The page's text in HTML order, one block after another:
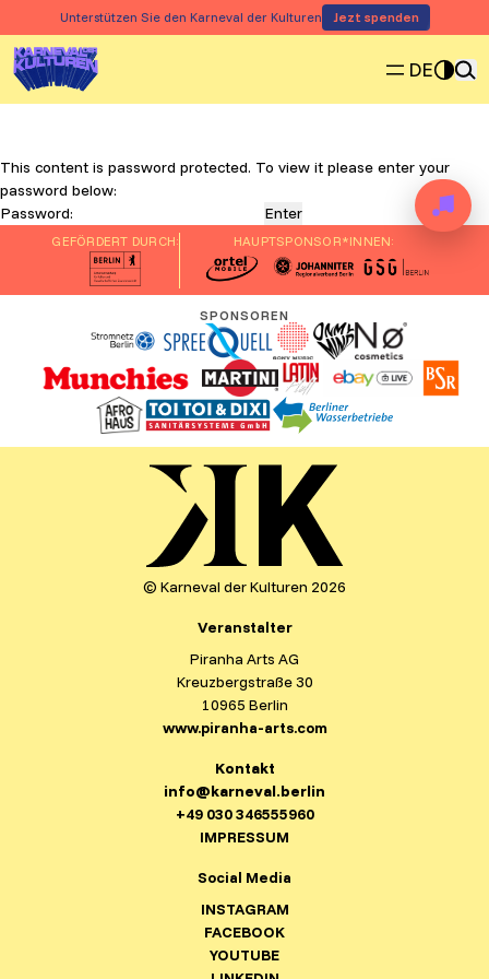
Zum Inhalt springen
Zum Inhalt springen
Unterstützen Sie den Karneval der Kulturen Jezt spenden
DE
This content is password protected. To view it please enter your
password below:
Password:
GEFÖRDERT DURCH: HAUPTSPONSOR*INNEN:
SPONSOREN
© Karneval der Kulturen 2026
Veranstalter
Piranha Arts AG
Kreuzbergstraße 30
10965 Berlin
www.piranha-arts.com
Kontakt
info@karneval.berlin
+49 030 346555960
IMPRESSUM
Social Media
INSTAGRAM
FACEBOOK
YOUTUBE